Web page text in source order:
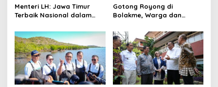
Menteri LH: Jawa Timur
Terbaik Nasional dalam
Perlindungan Lingkungan
Gotong Royong di
Bolakme, Warga dan
Lingkungan demi Kampung
yang Lebih Sehat